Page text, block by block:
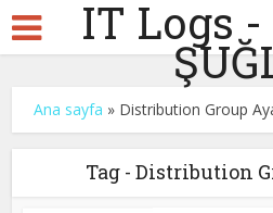
IT Logs
Ana sayfa » Distribution Group
Tag - Distribution